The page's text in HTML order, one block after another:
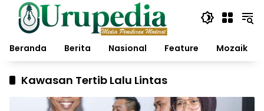
Langsung
konten
Beranda
Berita Nasional Feature Mozaik
Kawasan Tertib Lalu Lintas